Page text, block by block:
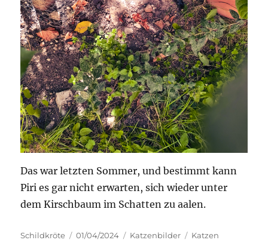
Das war letzten Sommer, und bestimmt kann
Piri es gar nicht erwarten, sich wieder unter
dem Kirschbaum im Schatten zu aalen.
Autor
Schildkröte
Veröffentlicht
01/04/2024 Kategorien
Katzenbilder Schlagwörter
Katzen